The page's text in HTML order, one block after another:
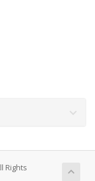
Rights